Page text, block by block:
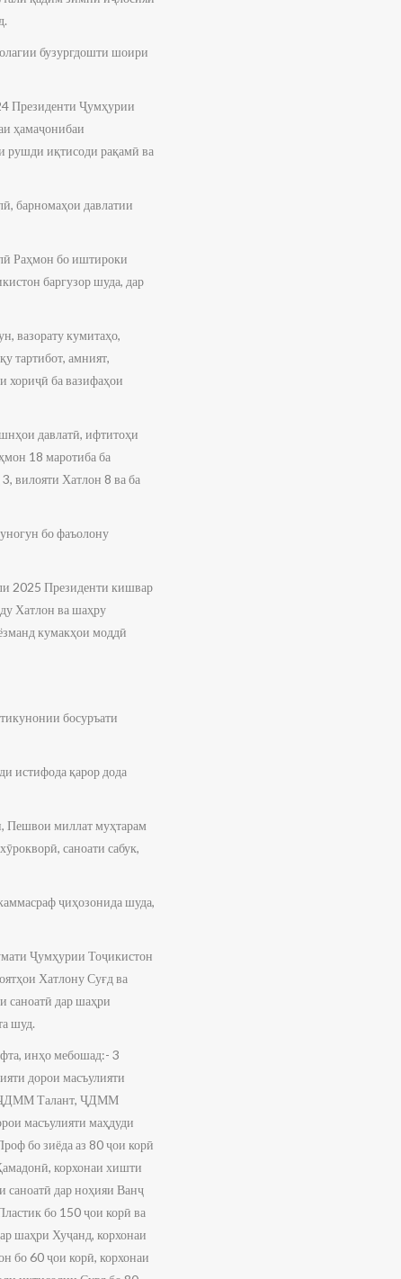
бузургдошти шоири
Президенти Ҷумҳурии
ҳамаҷонибаи
рушди иқтисоди рақамӣ ва
барномаҳои давлатии
Раҳмон бо иштироки
баргузор шуда, дар
вазорату кумитаҳо,
тартибот, амният,
хориҷӣ ба вазифаҳои
давлатӣ, ифтитоҳи
18 маротиба ба
вилояти Хатлон 8 ва ба
бо фаъолону
2025 Президенти кишвар
Хатлон ва шаҳру
кумакҳои моддӣ
босуръати
истифода қарор дода
Пешвои миллат муҳтарам
саноати сабук,
ҷиҳозонида шуда,
Ҷумҳурии Тоҷикистон
Хатлону Суғд ва
саноатӣ дар шаҳри
шуд.
инҳо мебошад:- 3
дорои масъулияти
ҶДММ Талант, ҶДММ
масъулияти маҳдуди
бо зиёда аз 80 ҷои корӣ
корхонаи хишти
саноатӣ дар ноҳияи Ванҷ
бо 150 ҷои корӣ ва
шаҳри Хуҷанд, корхонаи
бо 60 ҷои корӣ, корхонаи